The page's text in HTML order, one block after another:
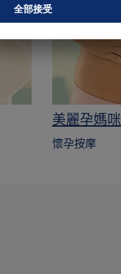
美麗孕媽咪
懷孕按摩